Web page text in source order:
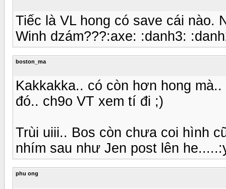
Tiếc là VL hong có save cái nào.
Winh dzám???:axe: :danh3:
boston_ma
Kakkakka.. có còn hơn hong
đó.. ch9o VT xem tí đi ;)
Trùi uiii.. Bos còn chưa coi hình
nhím sau như Jen post lên
phu ong